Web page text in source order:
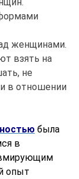
женщинами.
взять на
не
в отношении
была
в
опыт